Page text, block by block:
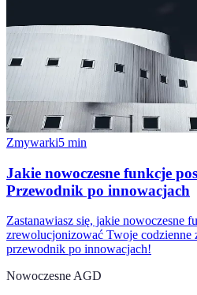
Zmywarki5 min
Jakie nowoczesne funkcje
Przewodnik po innowacjach
Zastanawiasz się, jakie nowoczesne
zrewolucjonizować Twoje codzienne
przewodnik po innowacjach!
Nowoczesne AGD